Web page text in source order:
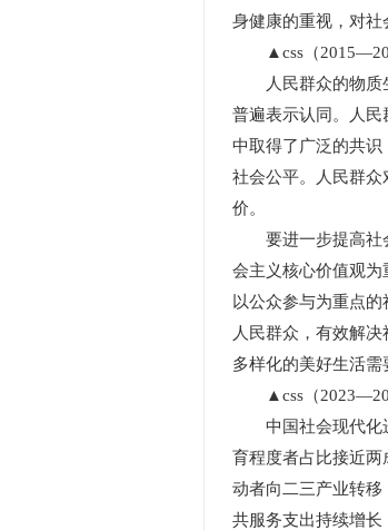
身健康的重视，对社
▲css（
人民群众的物质生
普遍表示认同。人
中取得了广泛的共
社会公平。人民群
价。
要进一步提高社会
会主义核心价值观
以公众参与为重点
人民群众，有效解
多样化的美好生活需
▲css（
中国社会现代化进
育程度者占比接近
动者向二三产业转
共服务支出持续增